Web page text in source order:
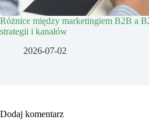
Różnice między marketingiem B2B a
strategii i kanałów
2026-07-02
Dodaj komentarz